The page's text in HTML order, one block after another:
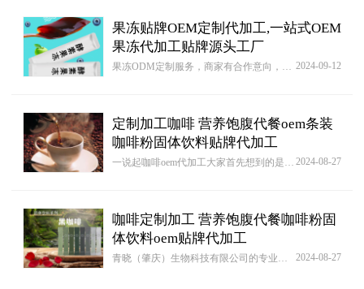
果冻贴牌OEM定制代加工,一站式OEM
果冻代加工贴牌源头工厂
2024-09-12
果冻ODM定制服务，商家有合作意向，但无具体且完整配方，没有合作的原材、包装包材设计及生产厂家。工厂可根据您的要求进行配方研发、原材选购，商标或品牌注册、生产加工等“一条龙”服务。在保证质量的同时，为您节省更多精力和时间，助您更好、更快地进行业务拓展。
定制加工咖啡 营养饱腹代餐oem条装
咖啡粉固体饮料贴牌代加工
2024-08-27
一说起咖啡oem代加工大家首先想到的是价格行情，代加工产品是一分价钱一分货，一个高品质好产品一定是相对性贵些一些，但对于产品品质就必须用心地考虑到了，因为这个关系着未来在市场中产品销售状况。
咖啡定制加工 营养饱腹代餐咖啡粉固
体饮料oem贴牌代加工
2024-08-27
青晓（肇庆）生物科技有限公司的专业研发团队可以为每一家品牌商提供配方定制，口感定制，免费打样，对于咖啡固体饮料代加工产品的风味及包装都进行了设计，在符合法规的条件下，融合包材设计与制程技术，将产品设计部门所提供的产品概念与企划透过配方设计与工艺实现，确保产品制程的顺利量产。通过食品的口感测试、风味品评等参数分析，达到高品质标准、快速研发新商机产品与规模经济效益。